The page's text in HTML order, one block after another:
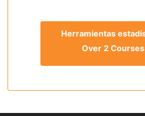
Herramientas
Over 2 Courses